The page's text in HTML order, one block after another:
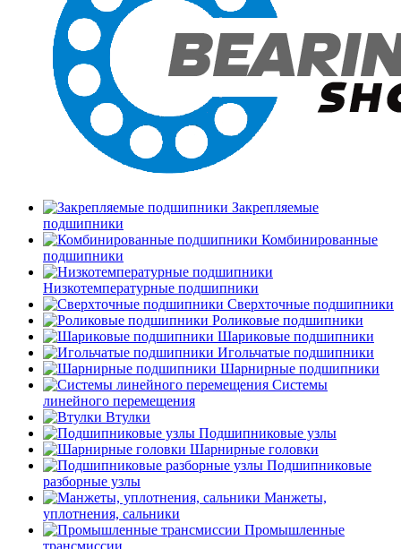
Закрепляемые
подшипники
Комбинированные
подшипники
Низкотемпературные подшипники
Сверхточные подшипники
Роликовые подшипники
Шариковые подшипники
Игольчатые подшипники
Шарнирные подшипники
Системы
линейного перемещения
Втулки
Подшипниковые узлы
Шарнирные головки
Подшипниковые
разборные узлы
Манжеты,
уплотнения, сальники
Промышленные
трансмиссии